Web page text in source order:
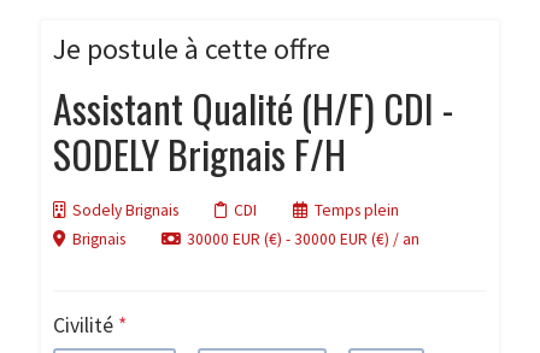
Je postule à cette offre
Assistant Qualité (H/F) CDI -
SODELY Brignais F/H
Sodely Brignais CDI
Temps plein
Brignais
30000 EUR (€) - 30000 EUR (€) / an
Civilité *